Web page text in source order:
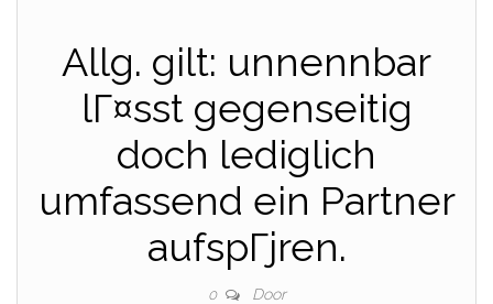
Allg. gilt: unnennbar
lГ¤sst gegenseitig
doch lediglich
umfassend ein Partner
aufspГјren.
0 Door